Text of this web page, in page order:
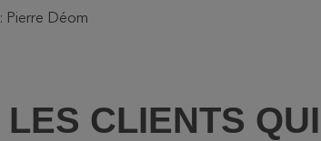
: Pierre Déom
LES CLIENTS